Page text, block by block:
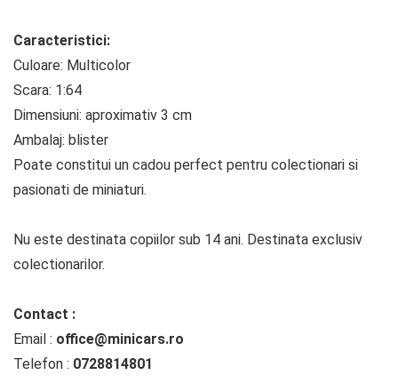
Caracteristici:
Culoare: Multicolor
Scara: 1:64
Dimensiuni: aproximativ 3 cm
Ambalaj: blister
Poate constitui un cadou perfect pentru colectionari si
pasionati de miniaturi.
Nu este destinata copiilor sub 14 ani. Destinata exclusiv
colectionarilor.
Contact :
Email : office@minicars.ro
Telefon : 0728814801